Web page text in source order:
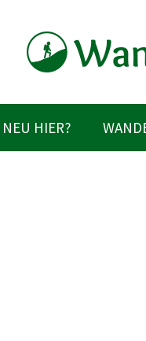
NEU HIER?